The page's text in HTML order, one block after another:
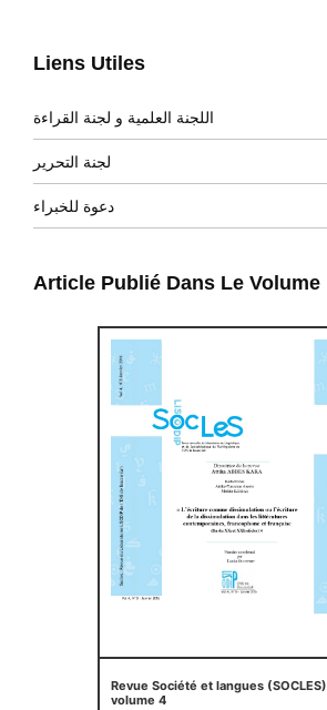
Liens Utiles
اللجنة العلمية و لجنة القراءة
لجنة التحرير
دعوة للخبراء
Article Publié Dans Le Volume
Revue Société et langues (SOCLES)
volume 4